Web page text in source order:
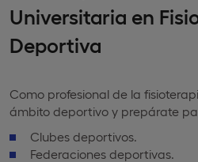
Universitaria en
Deportiva
Como profesional de la
ámbito deportivo y prepárate
Clubes deportivos.
Federaciones deportivas.